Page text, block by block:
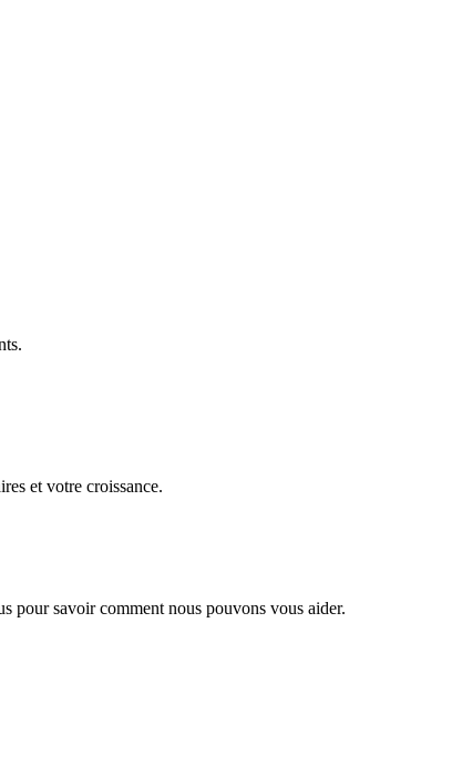
et votre croissance.
pour savoir comment nous pouvons vous aider.